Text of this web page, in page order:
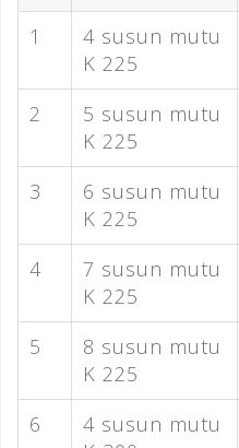
1
4 susun mutu
K 225
2
5 susun mutu
K 225
3
6 susun mutu
K 225
4
7 susun mutu
K 225
5
8 susun mutu
K 225
6
4 susun mutu